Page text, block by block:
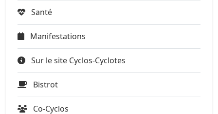
Santé
Manifestations
Sur le site Cyclos-Cyclotes
Bistrot
Co-Cyclos